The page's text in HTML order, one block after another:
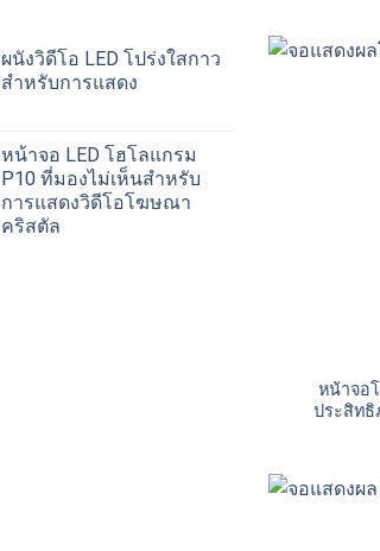
ผนังวิดีโอ LED โปร่งใสกาว
สำหรับการแสดง
หน้าจอ LED โฮโลแกรม
P10 ที่มองไม่เห็นสำหรับ
การแสดงวิดีโอโฆษณา
คริสตัล
หน้าจอ
ประสิทธิ